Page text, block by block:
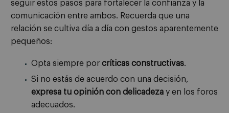
seguir estos pasos para fortalecer la confianza y la
comunicación entre ambos. Recuerda que una
relación se cultiva día a día con gestos aparentemente
pequeños:
Opta siempre por críticas constructivas.
Si no estás de acuerdo con una decisión,
expresa tu opinión con delicadeza y en los foros
adecuados.